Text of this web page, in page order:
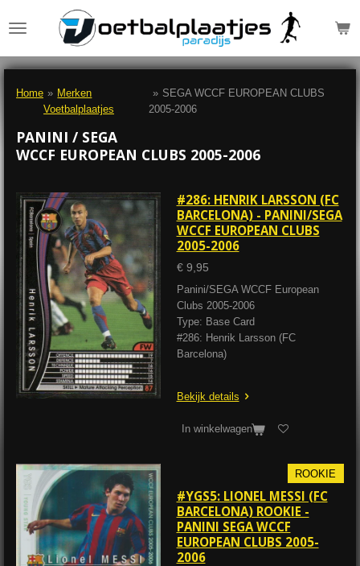
direct
de
Home » Merken
Voetbalplaatjes
» SEGA WCCF EUROPEAN CLUBS
2005-2006
PANINI / SEGA
WCCF EUROPEAN CLUBS 2005-2006
#286: HENRIK LARSSON (FC
BARCELONA) - PANINI/SEGA
WCCF EUROPEAN CLUBS
2005-2006
€ 9,95
Panini/SEGA WCCF European
Clubs 2005-2006
Type: Base Card
#286: Henrik Larsson (FC
Barcelona)
Bekijk details
In winkelwagen
ROOKIE
#YGS5: LIONEL MESSI (FC
BARCELONA) ROOKIE -
PANINI SEGA WCCF
EUROPEAN CLUBS 2005-
2006